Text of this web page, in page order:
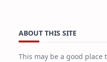
ABOUT THIS SITE
This may be a good